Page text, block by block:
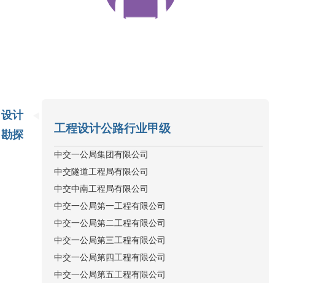
市政公用工程施工总承包特级
中交（内蒙古）建设发展有限公司
中交未名环保有限公司
中交一公局第一工程有限公司
中交一公局第二工程有限公司
中交一公局第三工程有限公司
中交一公局第四工程有限公司
中交一公局第五工程有限公司
中交一公局第六工程有限公司
中交一公局第七工程有限公司
设计
勘探
工程设计公路行业甲级
中交一公局集团有限公司
中交隧道工程局有限公司
中交中南工程局有限公司
中交一公局第一工程有限公司
中交一公局第二工程有限公司
中交一公局第三工程有限公司
中交一公局第四工程有限公司
中交一公局第五工程有限公司